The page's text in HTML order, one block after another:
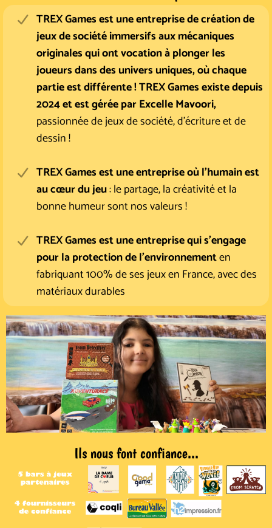
TREX Games est une entreprise de création de
jeux de société immersifs aux mécaniques
originales qui ont vocation à plonger les
joueurs dans des univers uniques, où chaque
partie est différente ! TREX Games existe depuis
2024 et est gérée par Excelle Mavoori,
passionnée de jeux de société, d'écriture et de
dessin !
TREX Games est une entreprise où l'humain est
au cœur du jeu: le partage, la créativité et la
bonne humeur sont nos valeurs !
TREX Games est une entreprise qui s'engage
pour la protection de l'environnementen
fabriquant 100% de ses jeux en France, avec des
matériaux durables
Ils nous font confiance...